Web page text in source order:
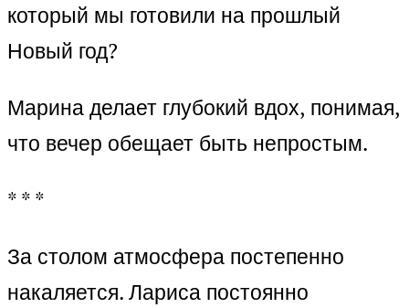
который мы готовили на прошлый
Новый год?
Марина делает глубокий вдох, понимая,
что вечер обещает быть непростым.
* * *
За столом атмосфера постепенно
накаляется. Лариса постоянно